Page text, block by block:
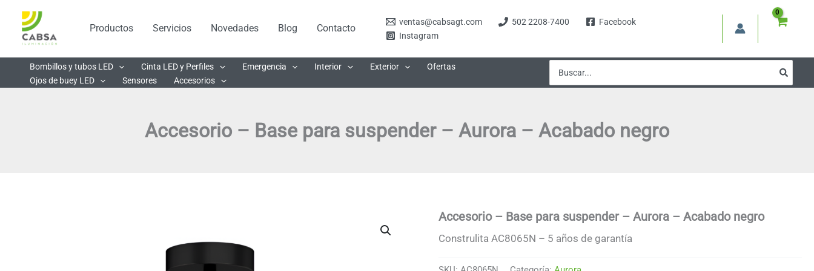
contenido
Productos Servicios Novedades Blog Contacto
ventas@cabsagt.com 502 2208-7400
Facebook
Instagram
Bombillos y tubos LED Cinta LED y Perfiles Emergencia Interior Exterior
Ofertas
Ojos de buey LED
Sensores Accesorios
por:
Accesorio – Base para suspender – Aurora – Acabado negro
Accesorio – Base para suspender – Aurora – Acabado negro
Construlita AC8065N – 5 años de garantía